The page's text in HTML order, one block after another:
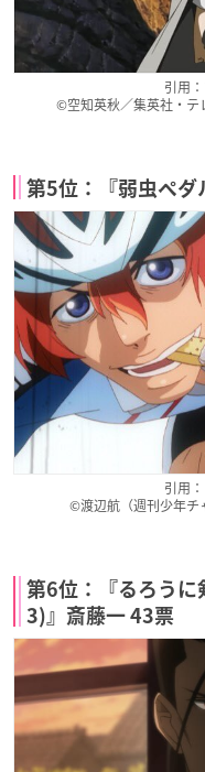
引用
©空知英秋／集英社・テ
第5位：『弱虫ペダ
引用
©渡辺航（週刊少年チ
第6位：『るろうに
3)』斎藤一 43票